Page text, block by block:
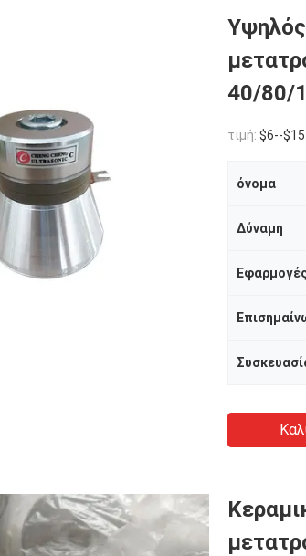
Υψηλός
40/80/
τιμή: $6--$15
όνομα
Δύναμη